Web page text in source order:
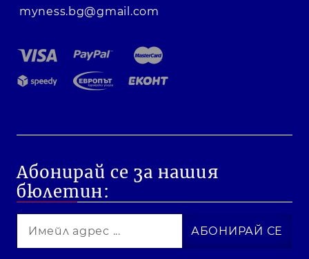
myness.bg@gmail.com
Абонирай се за нашия
бюлетин: